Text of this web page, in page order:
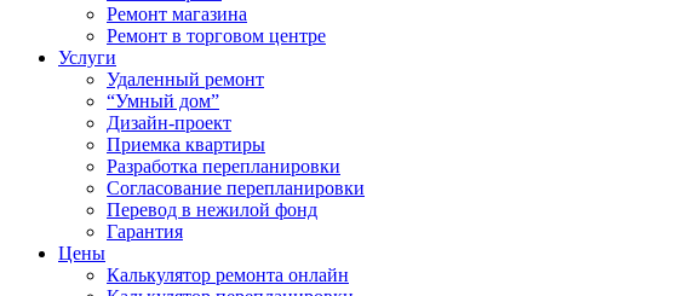
Ремонт магазина
Ремонт в торговом центре
Услуги
Удаленный ремонт
“Умный дом”
Дизайн-проект
Приемка квартиры
Разработка перепланировки
Согласование перепланировки
Перевод в нежилой фонд
Гарантия
Цены
Калькулятор ремонта онлайн